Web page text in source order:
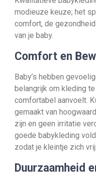
modieuze keuze; het
comfort, de
van je baby.
Comfort en
Baby’s hebben
belangrijk om kleding
comfortabel aanvoelt.
gemaakt van
zijn en geen irritatie
goede babykleding
zodat je kleintje zich
Duurzaamheid